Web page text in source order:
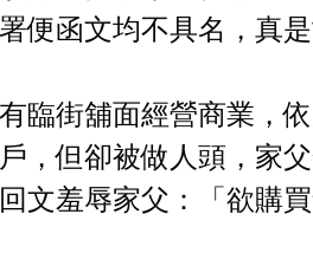
便函文均不具名，真
有臨街舖面經營商業，
，但卻被做人頭，家
文羞辱家父：「欲購